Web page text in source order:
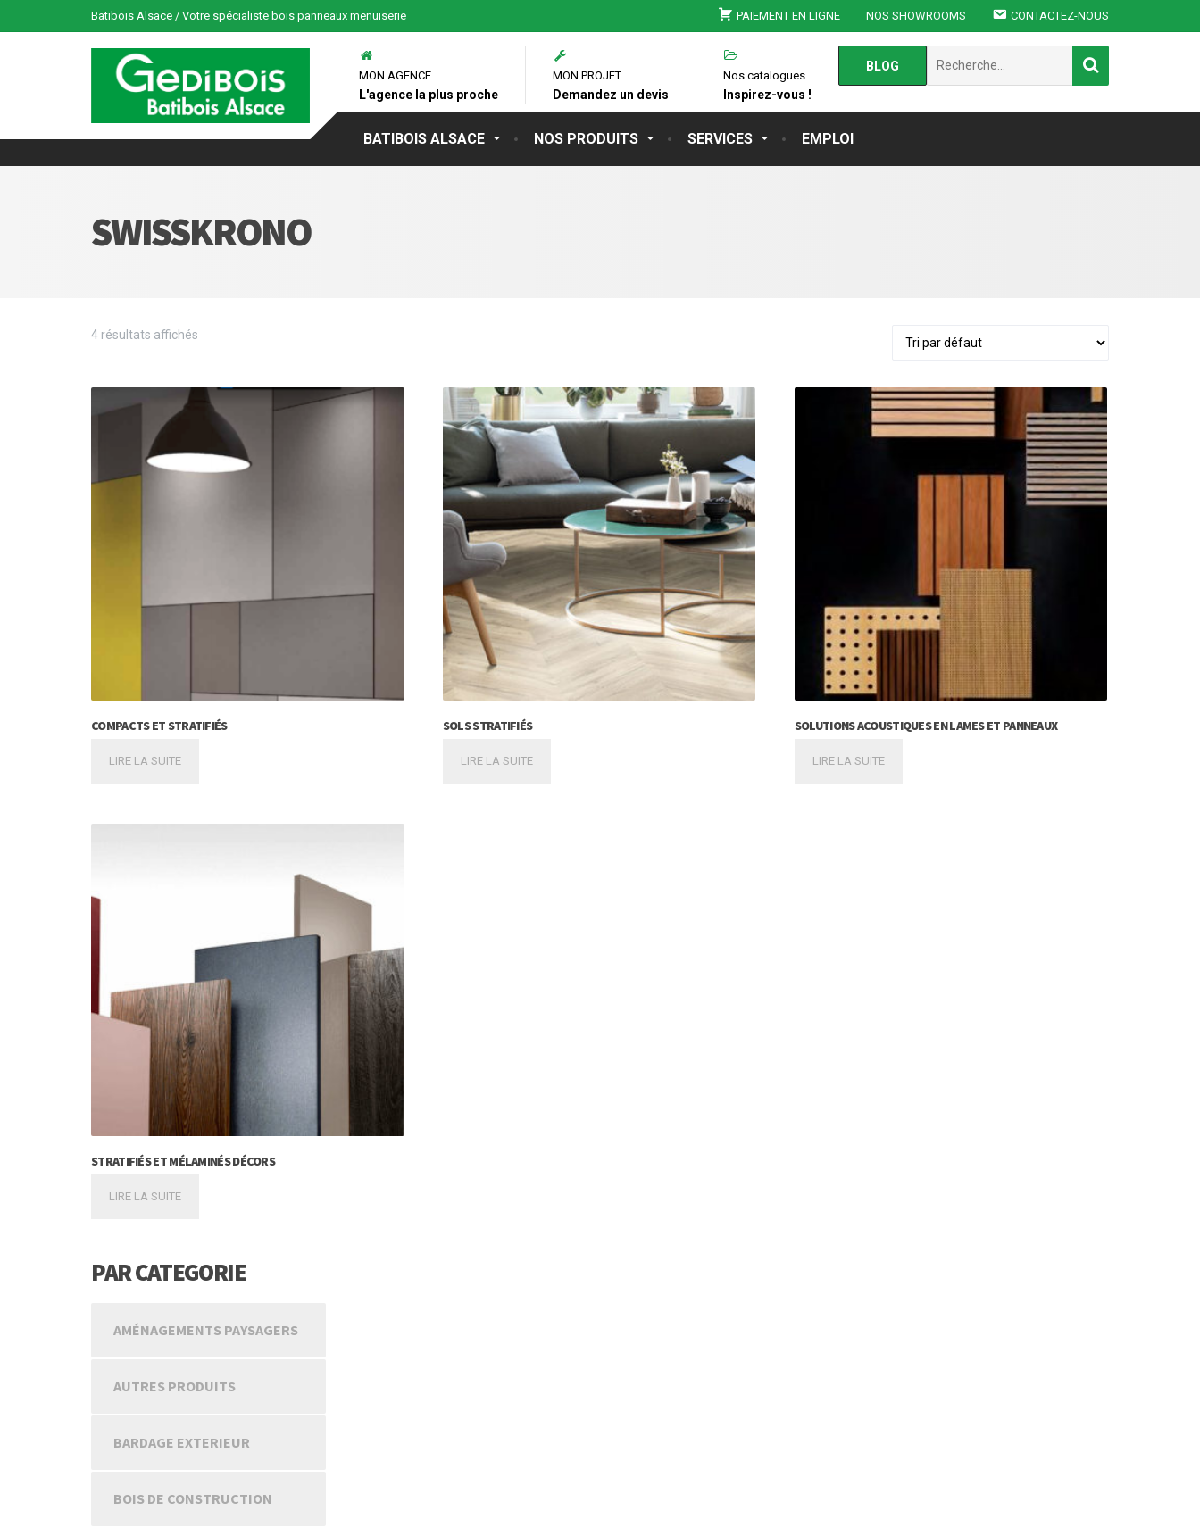
Batibois Alsace / Votre spécialiste bois panneaux menuiserie PAIEMENT EN LIGNE NOS SHOWROOMS CONTACTEZ-NOUS
BATIBOIS ALSACE NOS PRODUITS SERVICES EMPLOI
MON AGENCE
L'agence la plus proche
MON PROJET
Demandez un devis
Nos catalogues
Inspirez-vous !
BLOG
SWISSKRONO
4 résultats affichés
COMPACTS ET STRATIFIÉS
LIRE LA SUITE
SOLS STRATIFIÉS
LIRE LA SUITE
SOLUTIONS ACOUSTIQUES EN LAMES ET PANNEAUX
LIRE LA SUITE
STRATIFIÉS ET MÉLAMINÉS DÉCORS
LIRE LA SUITE
PAR CATEGORIE
AMÉNAGEMENTS PAYSAGERS
AUTRES PRODUITS
BARDAGE EXTERIEUR
BOIS DE CONSTRUCTION